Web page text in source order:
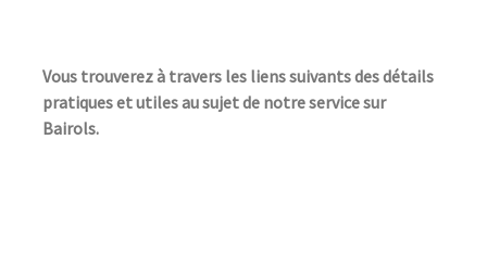
Vous trouverez à travers les liens suivants des détails
pratiques et utiles au sujet de notre service sur
Bairols.